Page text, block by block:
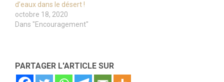
d’eaux dans le désert !
octobre 18, 2020
Dans "Encouragement"
PARTAGER L'ARTICLE SUR